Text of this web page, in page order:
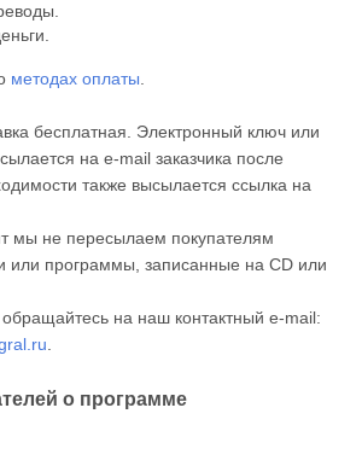
методах оплаты.
бесплатная. Электронный ключ или
на e-mail заказчика после
также высылается ссылка на
мы не пересылаем покупателям
или программы, записанные на CD или
на наш контактный e-mail:
.
о программе